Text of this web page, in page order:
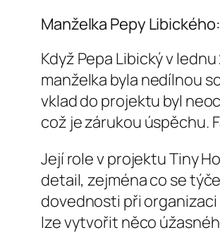
Manželka Pepy
Když Pepa Libický v
manželka byla nedílnou
vklad do projektu byl
což je zárukou úspěchu.
Její role v projektu Tiny
detail, zejména co se
dovednosti při
lze vytvořit něco